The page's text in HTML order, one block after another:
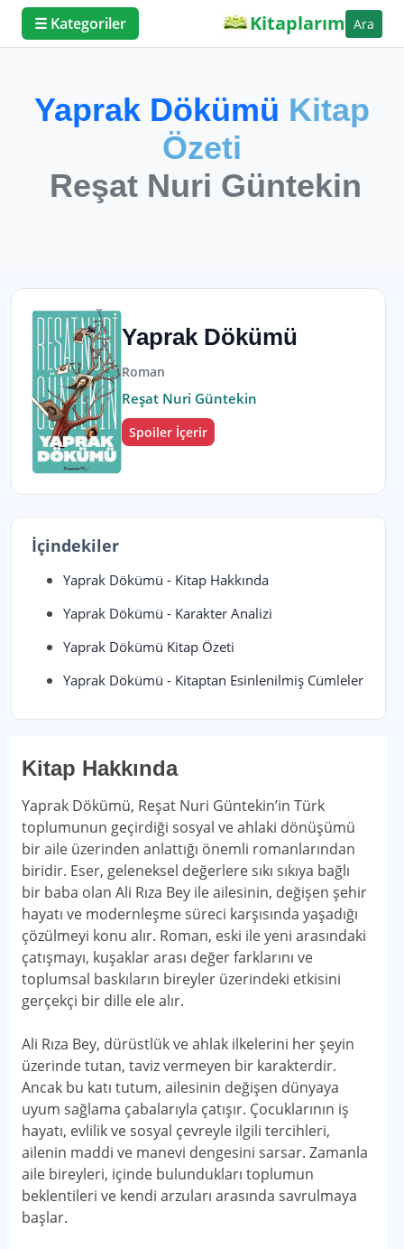
☰ Kategoriler Kitaplarım Ara
Yaprak Dökümü Kitap
Özeti
Reşat Nuri Güntekin
Yaprak Dökümü
Roman
Reşat Nuri Güntekin
Spoiler İçerir
İçindekiler
Yaprak Dökümü - Kitap Hakkında
Yaprak Dökümü - Karakter Analizi
Yaprak Dökümü Kitap Özeti
Yaprak Dökümü - Kitaptan Esinlenilmiş Cümleler
Kitap Hakkında
Yaprak Dökümü, Reşat Nuri Güntekin’in Türk
toplumunun geçirdiği sosyal ve ahlaki dönüşümü
bir aile üzerinden anlattığı önemli romanlarından
biridir. Eser, geleneksel değerlere sıkı sıkıya bağlı
bir baba olan Ali Rıza Bey ile ailesinin, değişen şehir
hayatı ve modernleşme süreci karşısında yaşadığı
çözülmeyi konu alır. Roman, eski ile yeni arasındaki
çatışmayı, kuşaklar arası değer farklarını ve
toplumsal baskıların bireyler üzerindeki etkisini
gerçekçi bir dille ele alır.
Ali Rıza Bey, dürüstlük ve ahlak ilkelerini her şeyin
üzerinde tutan, taviz vermeyen bir karakterdir.
Ancak bu katı tutum, ailesinin değişen dünyaya
uyum sağlama çabalarıyla çatışır. Çocuklarının iş
hayatı, evlilik ve sosyal çevreyle ilgili tercihleri,
ailenin maddi ve manevi dengesini sarsar. Zamanla
aile bireyleri, içinde bulundukları toplumun
beklentileri ve kendi arzuları arasında savrulmaya
başlar.